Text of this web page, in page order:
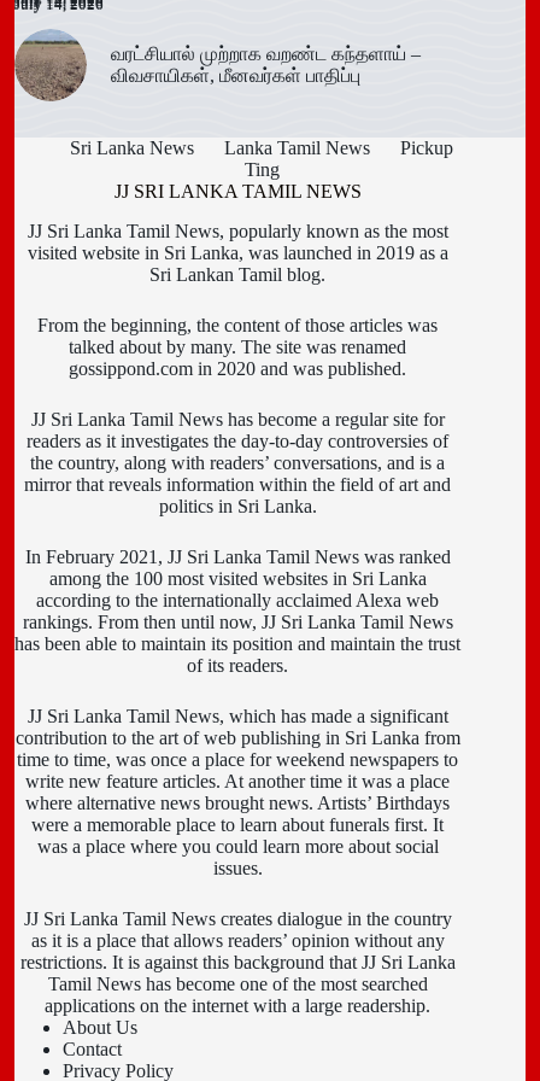
July 14, 2026
வரட்சியால் முற்றாக வறண்ட கந்தளாய் –
விவசாயிகள், மீனவர்கள் பாதிப்பு
Sri Lanka News Lanka Tamil News
Pickup
Ting
JJ SRI LANKA TAMIL NEWS
JJ Sri Lanka Tamil News, popularly known as the most
visited website in Sri Lanka, was launched in 2019 as a
Sri Lankan Tamil blog.
From the beginning, the content of those articles was
talked about by many. The site was renamed
gossippond.com in 2020 and was published.
JJ Sri Lanka Tamil News has become a regular site for
readers as it investigates the day-to-day controversies of
the country, along with readers’ conversations, and is a
mirror that reveals information within the field of art and
politics in Sri Lanka.
In February 2021, JJ Sri Lanka Tamil News was ranked
among the 100 most visited websites in Sri Lanka
according to the internationally acclaimed Alexa web
rankings. From then until now, JJ Sri Lanka Tamil News
has been able to maintain its position and maintain the trust
of its readers.
JJ Sri Lanka Tamil News, which has made a significant
contribution to the art of web publishing in Sri Lanka from
time to time, was once a place for weekend newspapers to
write new feature articles. At another time it was a place
where alternative news brought news. Artists’ Birthdays
were a memorable place to learn about funerals first. It
was a place where you could learn more about social
issues.
JJ Sri Lanka Tamil News creates dialogue in the country
as it is a place that allows readers’ opinion without any
restrictions. It is against this background that JJ Sri Lanka
Tamil News has become one of the most searched
applications on the internet with a large readership.
About Us
Contact
Privacy Policy